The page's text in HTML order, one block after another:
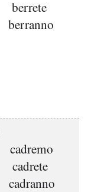
berrete
berranno
cadremo
cadrete
cadranno